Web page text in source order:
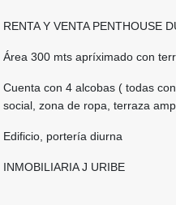
RENTA Y VENTA PENTHOUSE
Área 300 mts apríximado con
Cuenta con 4 alcobas ( todas
social, zona de ropa, terraza
Edificio, portería diurna
INMOBILIARIA J URIBE